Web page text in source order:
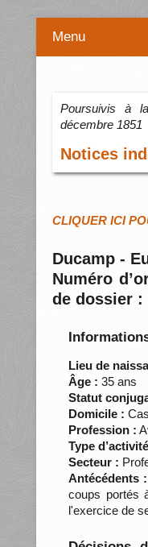
Menu
Poursuivis à
décembre 1851
Notices
CLIQUER ICI
Ducamp -
Numéro
de dossier :
Lieu de
Âge : 35 ans
Statut
Domicile :
Profession :
Type
Secteur :
Antécédents :
coups portés
l'exercice de